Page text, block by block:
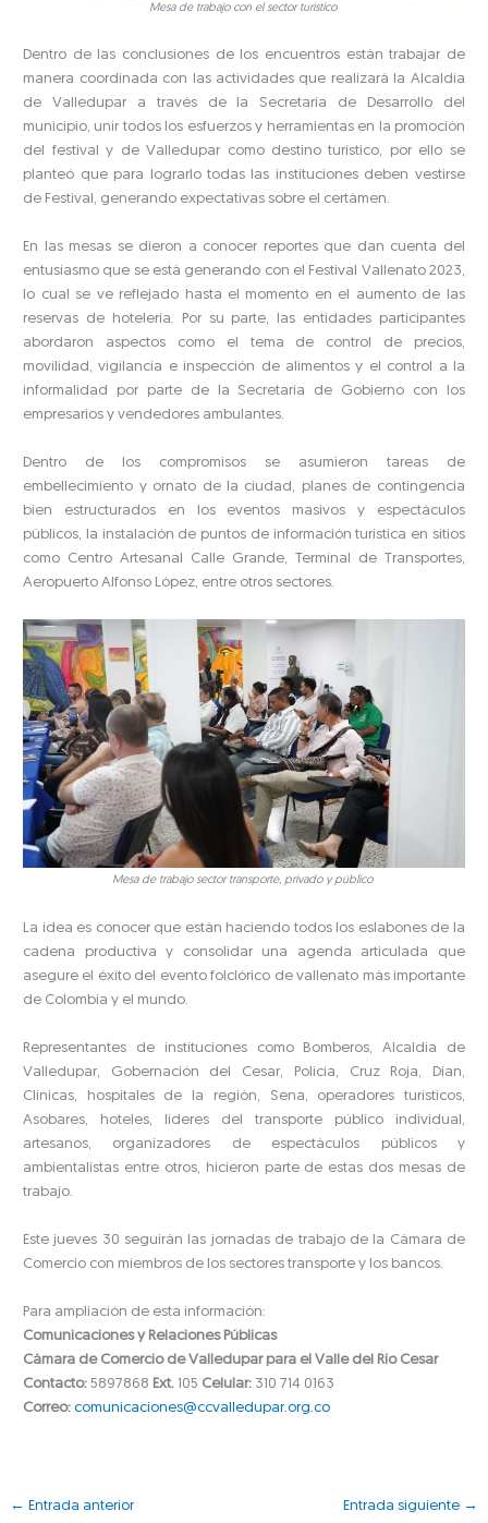
Mesa de trabajo con el sector turístico
Dentro de las conclusiones de los encuentros están trabajar de
manera coordinada con las actividades que realizará la Alcaldía
de Valledupar a través de la Secretaría de Desarrollo del
municipio, unir todos los esfuerzos y herramientas en la promoción
del festival y de Valledupar como destino turístico, por ello se
planteó que para lograrlo todas las instituciones deben vestirse
de Festival, generando expectativas sobre el certámen.
En las mesas se dieron a conocer reportes que dan cuenta del
entusiasmo que se está generando con el Festival Vallenato 2023,
lo cual se ve reflejado hasta el momento en el aumento de las
reservas de hotelería. Por su parte, las entidades participantes
abordaron aspectos como el tema de control de precios,
movilidad, vigilancia e inspección de alimentos y el control a la
informalidad por parte de la Secretaria de Gobierno con los
empresarios y vendedores ambulantes.
Dentro de los compromisos se asumieron tareas de
embellecimiento y ornato de la ciudad, planes de contingencia
bien estructurados en los eventos masivos y espectáculos
públicos, la instalación de puntos de información turística en sitios
como Centro Artesanal Calle Grande, Terminal de Transportes,
Aeropuerto Alfonso López, entre otros sectores.
Mesa de trabajo sector transporte, privado y público
La idea es conocer que están haciendo todos los eslabones de la
cadena productiva y consolidar una agenda articulada que
asegure el éxito del evento folclórico de vallenato más importante
de Colombia y el mundo.
Representantes de instituciones como Bomberos, Alcaldía de
Valledupar, Gobernación del Cesar, Policía, Cruz Roja, Dian,
Clínicas, hospitales de la región, Sena, operadores turísticos,
Asobares, hoteles, líderes del transporte público individual,
artesanos, organizadores de espectáculos públicos y
ambientalistas entre otros, hicieron parte de estas dos mesas de
trabajo.
Este jueves 30 seguirán las jornadas de trabajo de la Cámara de
Comercio con miembros de los sectores transporte y los bancos.
Para ampliación de esta información:
Comunicaciones y Relaciones Públicas
Cámara de Comercio de Valledupar para el Valle del Río Cesar
Contacto: 5897868 Ext. 105 Celular: 310 714 0163
Correo: comunicaciones@ccvalledupar.org.co
← Entrada anterior Entrada siguiente →